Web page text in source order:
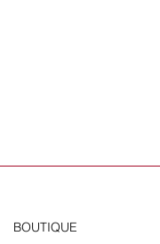
BOUTIQUE